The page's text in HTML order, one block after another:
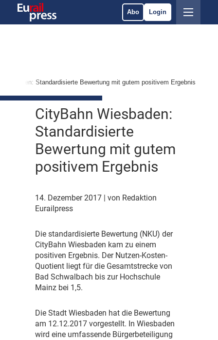
Abo Login
Standardisierte Bewertung mit gutem positivem Ergebnis
CityBahn Wiesbaden:
Standardisierte
Bewertung mit gutem
positivem Ergebnis
14. Dezember 2017
| von Redaktion
Eurailpress
Die standardisierte Bewertung (NKU) der
CityBahn Wiesbaden kam zu einem
positiven Ergebnis. Der Nutzen-Kosten-
Quotient liegt für die Gesamtstrecke von
Bad Schwalbach bis zur Hochschule
Mainz bei 1,5.
Die Stadt Wiesbaden hat die Bewertung
am 12.12.2017 vorgestellt. In Wiesbaden
wird eine umfassende Bürgerbeteiligung